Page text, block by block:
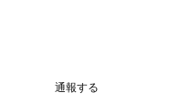
通報する